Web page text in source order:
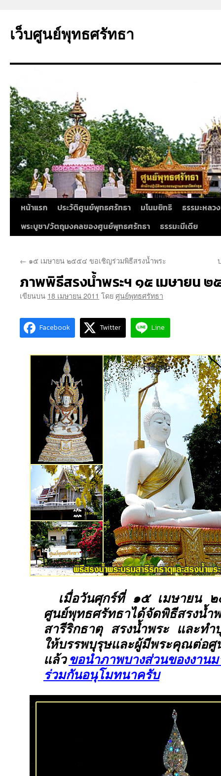
ยัง
เว็บศูนย์พุทธศรัทธา
หน้าแรก ประวัติศูนย์พุทธศรัทธา มโนมยิทธิ
ธรรมะหลว
พระบูชา/วัตถุมงคลของศูนย์พุทธศรัทธา
ธรรมะมีเดีย
← ๑๕ เมษายน ๒๕๕๔ ขอเชิญร่วมพิธีสรงน้ำพระ
ภาพพิธีสรงน้ำพระฯ ๑๕ เมษายน ๒
เขียนบน 18 เมษายน 2011 โดยศูนย์พุทธศรัทธา
Facebook Twitter Line
เมื่อวันศุกร์ที่ ๑๕ เมษายน
ศูนย์พุทธศรัทธาได้จัดพิธีสรงน้ำ
สารีริกธาตุ สรงน้ำพระ และท
ให้บรรพบุรุษและผู้มีพระคุณต่อ
แล้ว ขอนำภาพบางส่วนของงาน
ร่วมกันอนุโมทนาครับ